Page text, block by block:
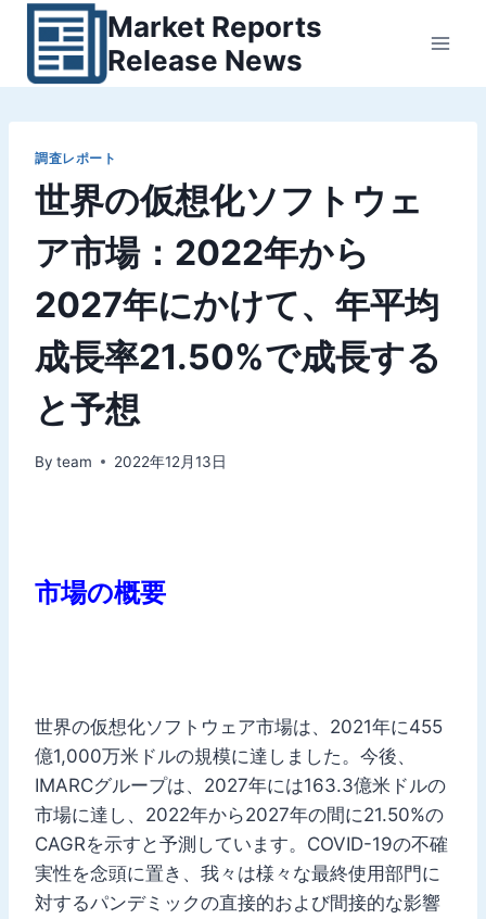
Market Reports
Release News
調査レポート
世界の仮想化ソフトウェ
ア市場：2022年から
2027年にかけて、年平均
成長率21.50%で成長する
と予想
By team 2022年12月13日
市場の概要
世界の仮想化ソフトウェア市場は、2021年に455
億1,000万米ドルの規模に達しました。今後、
IMARCグループは、2027年には163.3億米ドルの
市場に達し、2022年から2027年の間に21.50%の
CAGRを示すと予測しています。COVID-19の不確
実性を念頭に置き、我々は様々な最終使用部門に
対するパンデミックの直接的および間接的な影響